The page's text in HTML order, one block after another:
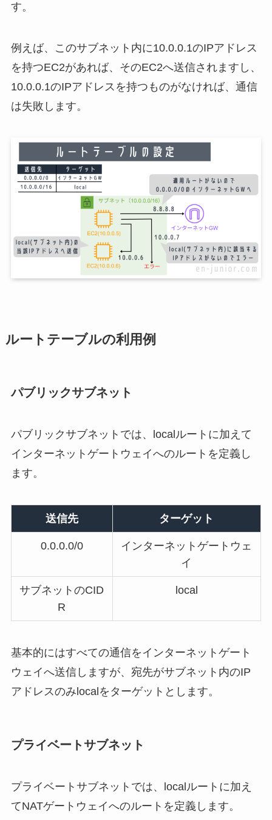
す。
例えば、このサブネット内に10.0.0.1のIPアドレス
を持つEC2があれば、そのEC2へ送信されますし、
10.0.0.1のIPアドレスを持つものがなければ、通信
は失敗します。
ルートテーブルの利用例
パブリックサブネット
パブリックサブネットでは、localルートに加えて
インターネットゲートウェイへのルートを定義し
ます。
送信先 ターゲット
0.0.0.0/0
インターネットゲートウェ
イ
サブネットのCID
R
local
基本的にはすべての通信をインターネットゲート
ウェイへ送信しますが、宛先がサブネット内のIP
アドレスのみlocalをターゲットとします。
プライベートサブネット
プライベートサブネットでは、localルートに加え
てNATゲートウェイへのルートを定義します。